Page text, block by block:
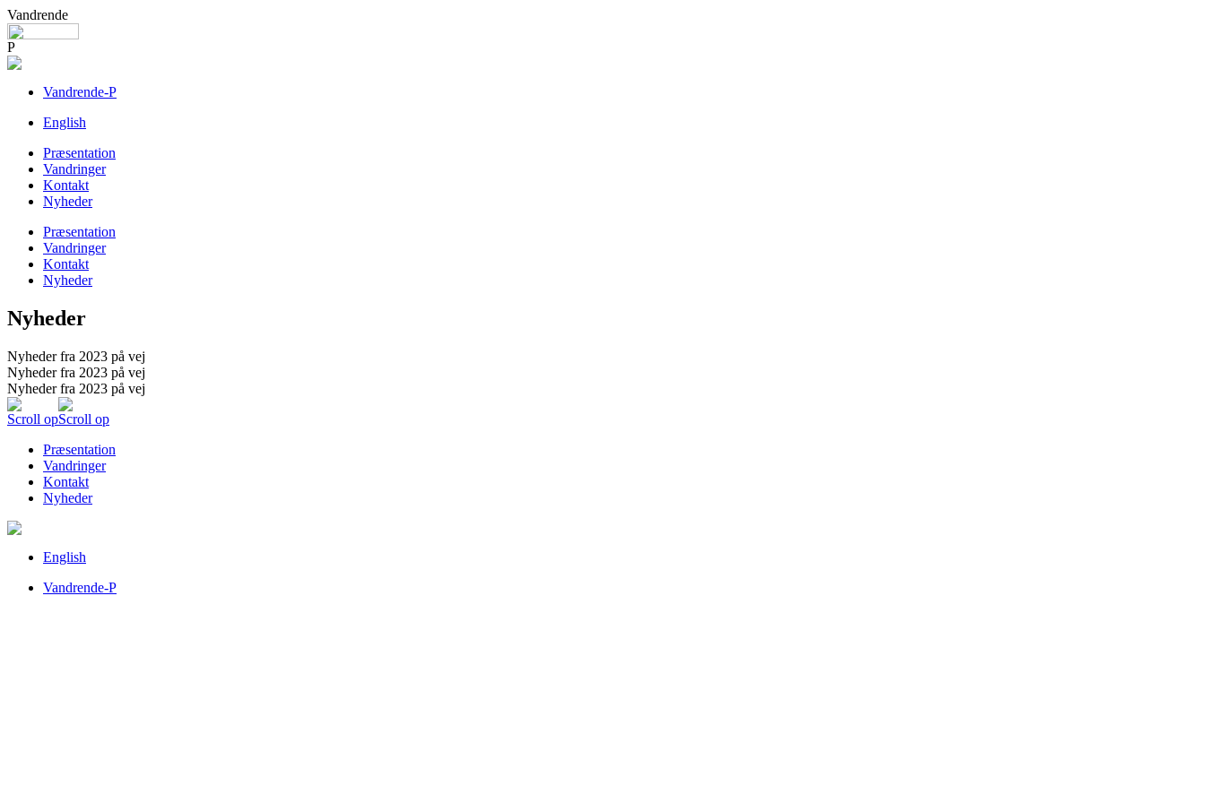
Vandrende
P
Vandrende-P
English
Præsentation
Vandringer
Kontakt
Nyheder
Præsentation
Vandringer
Kontakt
Nyheder
Nyheder
Nyheder fra 2023 på vej
Nyheder fra 2023 på vej
Nyheder fra 2023 på vej
Scroll opScroll op
Præsentation
Vandringer
Kontakt
Nyheder
English
Vandrende-P